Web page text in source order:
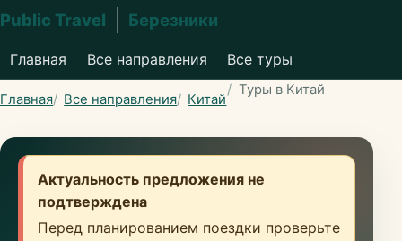
Public Travel Березники
Главная Все направления Все туры
Главная Все направления Китай
Туры в Китай
Актуальность предложения не
подтверждена
Перед планированием поездки проверьте